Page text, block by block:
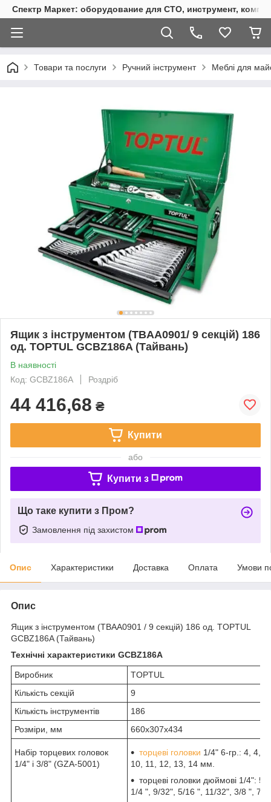
Спектр Маркет: оборудование для СТО, инструмент,
Товари та послуги Ручний інструмент Меблі для
Ящик з інструментом (TBAA0901/ 9 секцій) 186
од. TOPTUL GCBZ186A (Тайвань)
В наявності
Код: GCBZ186A
Роздріб
44 416,68 ₴
Купити
або
Купити з
Що таке купити з Пром?
Замовлення під захистом
Опис Характеристики Доставка Оплата Умови
Опис
Ящик з інструментом (TBAA0901 / 9 секцій) 186 од. TOPTUL
GCBZ186A (Тайвань)
Технічні характеристики GCBZ186A
Виробник
TOPTUL
Кількість секцій
9
Кількість інструментів
186
Розміри, мм
660x307x434
Набір торцевих головок
1/4" і 3/8" (GZA-5001)
торцеві головки 1/4" 6-гр.: 4,
10, 11, 12, 13, 14 мм.
торцеві головки дюймові 1/4":
1/4 ", 9/32", 5/16 ", 11/32", 3/8 ", 7/